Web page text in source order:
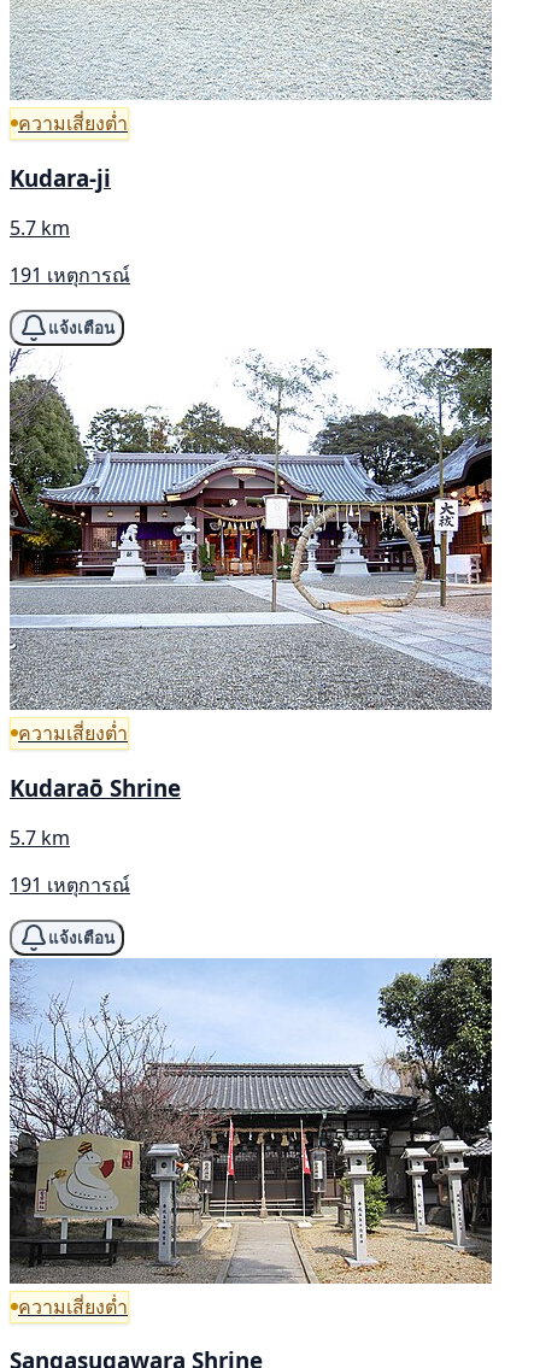
ความเสี่ยงต่ำ
Kudara-ji
5.7 km
191 เหตุการณ์
แจ้งเตือน
ความเสี่ยงต่ำ
Kudaraō Shrine
5.7 km
191 เหตุการณ์
แจ้งเตือน
ความเสี่ยงต่ำ
Sangasugawara Shrine